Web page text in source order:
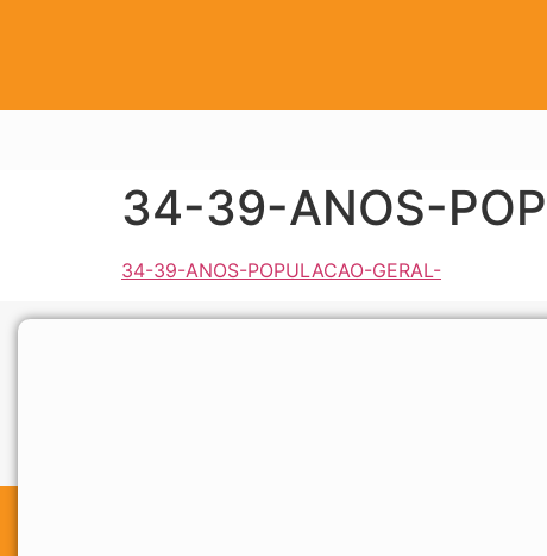
34-39-ANOS-
34-39-ANOS-POPULACAO-GERAL-